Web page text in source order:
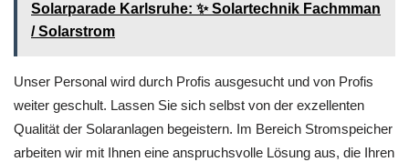
Siehe auch
/ Solarstrom
Unser Personal wird durch Profis ausgesucht und von Profis
weiter geschult. Lassen Sie sich selbst von der exzellenten